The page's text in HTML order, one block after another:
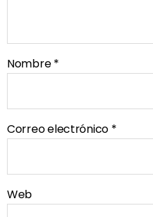
Nombre*
Correo electrónico *
Web